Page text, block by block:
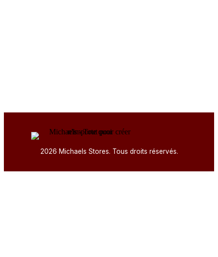
2026 Michaels Stores. Tous droits réservés.